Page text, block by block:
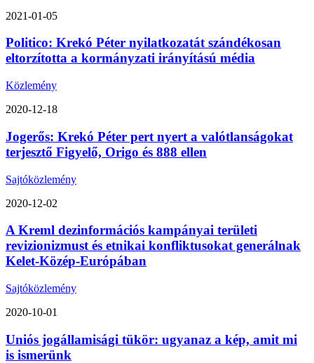
2021-01-05
Politico: Krekó Péter nyilatkozatát szándékosan
eltorzította a kormányzati irányítású média
Közlemény
2020-12-18
Jogerős: Krekó Péter pert nyert a valótlanságokat
terjesztő Figyelő, Origo és 888 ellen
Sajtóközlemény
2020-12-02
A Kreml dezinformációs kampányai területi
revizionizmust és etnikai konfliktusokat generálnak
Kelet-Közép-Európában
Sajtóközlemény
2020-10-01
Uniós jogállamisági tükör: ugyanaz a kép, amit mi
is ismerünk